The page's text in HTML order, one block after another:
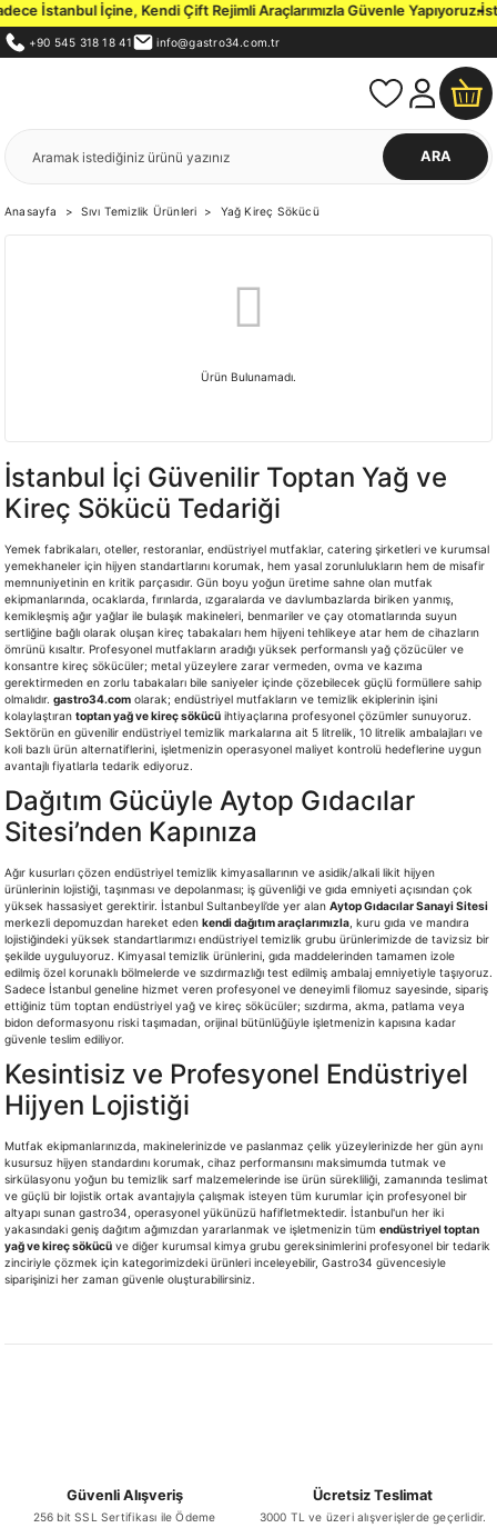
İstanbul İçine, Kendi Çift Rejimli Araçlarımızla Güvenle Yapıyoruz.
+90 545 318 18 41 info@gastro34.com.tr
ARA
Anasayfa Sıvı Temizlik Ürünleri Yağ Kireç Sökücü
Ürün Bulunamadı.
İstanbul İçi Güvenilir Toptan Yağ ve
Kireç Sökücü Tedariği
Yemek fabrikaları, oteller, restoranlar, endüstriyel mutfaklar, catering şirketleri ve kurumsal
yemekhaneler için hijyen standartlarını korumak, hem yasal zorunlulukların hem de misafir
memnuniyetinin en kritik parçasıdır. Gün boyu yoğun üretime sahne olan mutfak
ekipmanlarında, ocaklarda, fırınlarda, ızgaralarda ve davlumbazlarda biriken yanmış,
kemikleşmiş ağır yağlar ile bulaşık makineleri, benmariler ve çay otomatlarında suyun
sertliğine bağlı olarak oluşan kireç tabakaları hem hijyeni tehlikeye atar hem de cihazların
ömrünü kısaltır. Profesyonel mutfakların aradığı yüksek performanslı yağ çözücüler ve
konsantre kireç sökücüler; metal yüzeylere zarar vermeden, ovma ve kazıma
gerektirmeden en zorlu tabakaları bile saniyeler içinde çözebilecek güçlü formüllere sahip
olmalıdır. gastro34.com olarak; endüstriyel mutfakların ve temizlik ekiplerinin işini
kolaylaştıran toptan yağ ve kireç sökücü ihtiyaçlarına profesyonel çözümler sunuyoruz.
Sektörün en güvenilir endüstriyel temizlik markalarına ait 5 litrelik, 10 litrelik ambalajları ve
koli bazlı ürün alternatiflerini, işletmenizin operasyonel maliyet kontrolü hedeflerine uygun
avantajlı fiyatlarla tedarik ediyoruz.
Dağıtım Gücüyle Aytop Gıdacılar
Sitesi’nden Kapınıza
Ağır kusurları çözen endüstriyel temizlik kimyasallarının ve asidik/alkali likit hijyen
ürünlerinin lojistiği, taşınması ve depolanması; iş güvenliği ve gıda emniyeti açısından çok
yüksek hassasiyet gerektirir. İstanbul Sultanbeyli’de yer alan Aytop Gıdacılar Sanayi Sitesi
merkezli depomuzdan hareket eden kendi dağıtım araçlarımızla , kuru gıda ve mandıra
lojistiğindeki yüksek standartlarımızı endüstriyel temizlik grubu ürünlerimizde de tavizsiz bir
şekilde uyguluyoruz. Kimyasal temizlik ürünlerini, gıda maddelerinden tamamen izole
edilmiş özel korunaklı bölmelerde ve sızdırmazlığı test edilmiş ambalaj emniyetiyle taşıyoruz.
Sadece İstanbul geneline hizmet veren profesyonel ve deneyimli filomuz sayesinde, sipariş
ettiğiniz tüm toptan endüstriyel yağ ve kireç sökücüler; sızdırma, akma, patlama veya
bidon deformasyonu riski taşımadan, orijinal bütünlüğüyle işletmenizin kapısına kadar
güvenle teslim ediliyor.
Kesintisiz ve Profesyonel Endüstriyel
Hijyen Lojistiği
Mutfak ekipmanlarınızda, makinelerinizde ve paslanmaz çelik yüzeylerinizde her gün aynı
kusursuz hijyen standardını korumak, cihaz performansını maksimumda tutmak ve
sirkülasyonu yoğun bu temizlik sarf malzemelerinde ise ürün sürekliliği, zamanında teslimat
ve güçlü bir lojistik ortak avantajıyla çalışmak isteyen tüm kurumlar için profesyonel bir
altyapı sunan gastro34, operasyonel yükünüzü hafifletmektedir. İstanbul'un her iki
yakasındaki geniş dağıtım ağımızdan yararlanmak ve işletmenizin tüm endüstriyel toptan
yağ ve kireç sökücü ve diğer kurumsal kimya grubu gereksinimlerini profesyonel bir tedarik
zinciriyle çözmek için kategorimizdeki ürünleri inceleyebilir, Gastro34 güvencesiyle
siparişinizi her zaman güvenle oluşturabilirsiniz.
Güvenli Alışveriş
256 bit SSL Sertifikası ile Ödeme
Ücretsiz Teslimat
3000 TL ve üzeri alışverişlerde geçerlidir.